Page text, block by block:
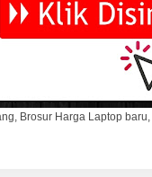
Brosur Harga Laptop